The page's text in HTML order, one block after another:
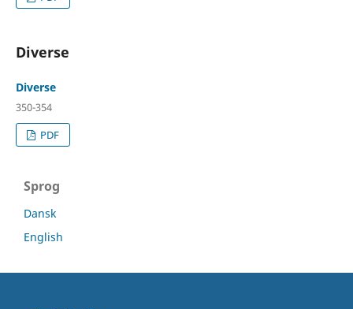
Diverse
Diverse
350-354
PDF
Sprog
Dansk
English